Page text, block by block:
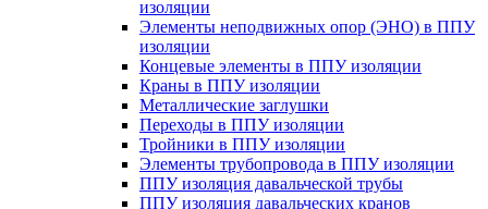
изоляции
Элементы неподвижных опор (ЭНО) в ППУ
изоляции
Концевые элементы в ППУ изоляции
Краны в ППУ изоляции
Металлические заглушки
Переходы в ППУ изоляции
Тройники в ППУ изоляции
Элементы трубопровода в ППУ изоляции
ППУ изоляция давальческой трубы
ППУ изоляция давальческих кранов